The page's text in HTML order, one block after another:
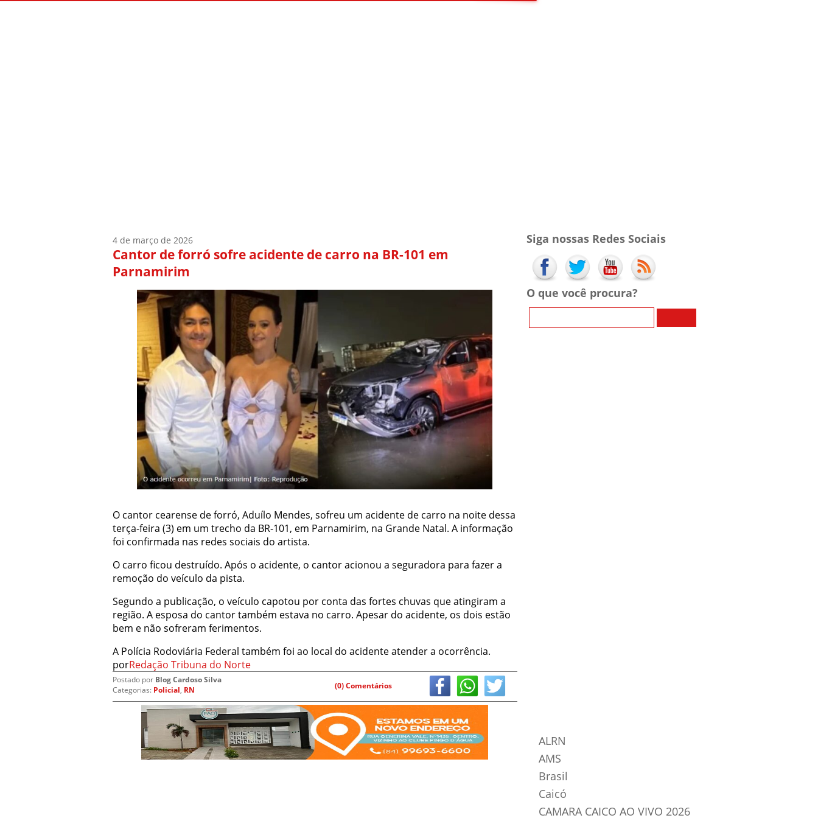
4 de março de 2026
Cantor de forró sofre acidente de carro na BR-101 em
Parnamirim
O cantor cearense de forró, Aduílo Mendes, sofreu um acidente de carro na noite dessa
terça-feira (3) em um trecho da BR-101, em Parnamirim, na Grande Natal. A informação
foi confirmada nas redes sociais do artista.
O carro ficou destruído. Após o acidente, o cantor acionou a seguradora para fazer a
remoção do veículo da pista.
Segundo a publicação, o veículo capotou por conta das fortes chuvas que atingiram a
região. A esposa do cantor também estava no carro. Apesar do acidente, os dois estão
bem e não sofreram ferimentos.
A Polícia Rodoviária Federal também foi ao local do acidente atender a ocorrência.
porRedação Tribuna do Norte
Postado por Blog Cardoso Silva
Categorias: Policial, RN (0) Comentários
Siga nossas Redes Sociais
O que você procura?
ALRN
AMS
Brasil
Caicó
CAMARA CAICO AO VIVO 2026